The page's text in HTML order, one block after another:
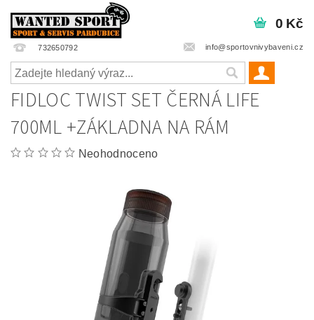
732650792 info@sportovnivybaveni.cz
0 Kč
FIDLOC TWIST SET ČERNÁ LIFE
700ML +ZÁKLADNA NA RÁM
Neohodnoceno